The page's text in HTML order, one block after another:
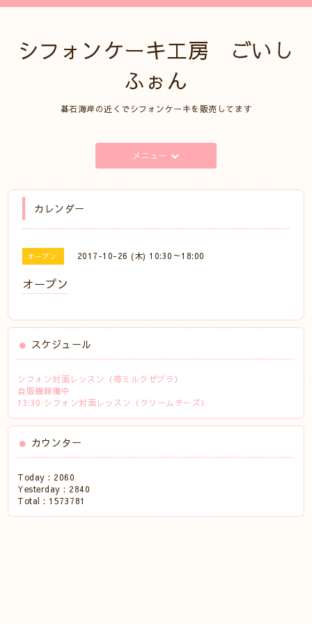
シフォンケーキ工房 ごいし
ふぉん
碁石海岸の近くでシフォンケーキを販売してます
メニュー
カレンダー
オープン 2017-10-26 (木) 10:30～18:00
オープン
スケジュール
シフォン対面レッスン（苺ミルクゼブラ）
自販機稼働中
13:30 シフォン対面レッスン（クリームチーズ）
カウンター
Today : 2060
Yesterday : 2840
Total : 1573781